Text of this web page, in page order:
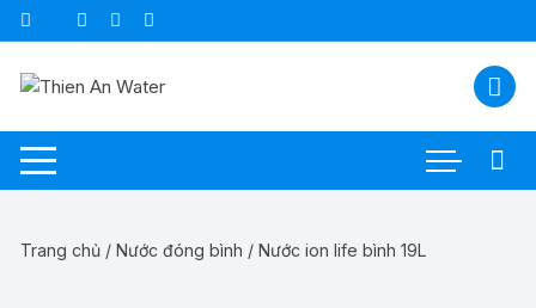
Chuyển
tới
nội
dung
Trang chủ /Nước đóng bình / Nước ion life bình 19L